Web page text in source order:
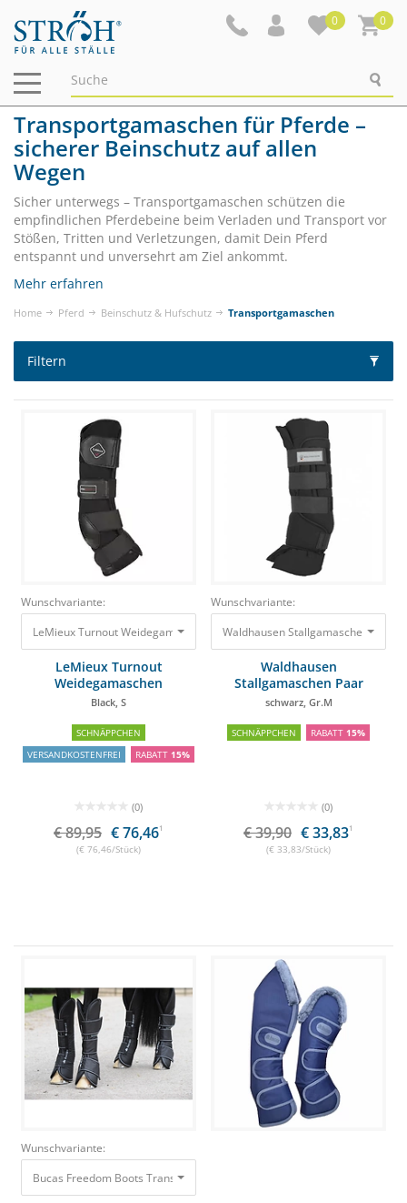
0 0
Navigation
ein-/ausblenden
Transportgamaschen für Pferde –
sicherer Beinschutz auf allen
Wegen
Sicher unterwegs – Transportgamaschen schützen die
empfindlichen Pferdebeine beim Verladen und Transport vor
Stößen, Tritten und Verletzungen, damit Dein Pferd
entspannt und unversehrt am Ziel ankommt.
Mehr erfahren
Home Pferd Beinschutz & Hufschutz Transportgamaschen
Filtern
Wunschvariante:
LeMieux Turnout Weidegamaschen Black, S89,95 €76,46 €
LeMieux Turnout
Weidegamaschen
Black, S
SCHNÄPPCHEN
VERSANDKOSTENFREI
RABATT 15%
(0)
€ 89,95 € 76,461
(€ 76,46/Stück)
Wunschvariante:
Waldhausen
Stallgamaschen Paar
schwarz, Gr.M
SCHNÄPPCHEN RABATT 15%
(0)
€ 39,90 € 33,831
(€ 33,83/Stück)
Wunschvariante: